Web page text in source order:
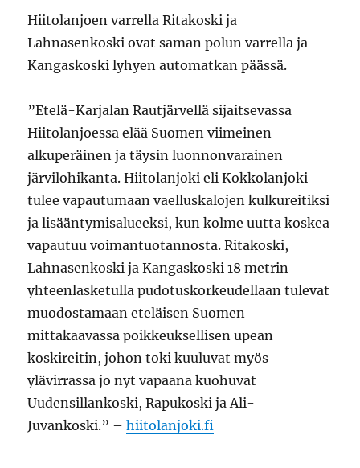
Hiitolanjoen varrella Ritakoski ja
Lahnasenkoski ovat saman polun varrella ja
Kangaskoski lyhyen automatkan päässä.
”Etelä-Karjalan Rautjärvellä sijaitsevassa
Hiitolanjoessa elää Suomen viimeinen
alkuperäinen ja täysin luonnonvarainen
järvilohikanta. Hiitolanjoki eli Kokkolanjoki
tulee vapautumaan vaelluskalojen kulkureitiksi
ja lisääntymisalueeksi, kun kolme uutta koskea
vapautuu voimantuotannosta. Ritakoski,
Lahnasenkoski ja Kangaskoski 18 metrin
yhteenlasketulla pudotuskorkeudellaan tulevat
muodostamaan eteläisen Suomen
mittakaavassa poikkeuksellisen upean
koskireitin, johon toki kuuluvat myös
ylävirrassa jo nyt vapaana kuohuvat
Uudensillankoski, Rapukoski ja Ali-
Juvankoski.” –hiitolanjoki.fi